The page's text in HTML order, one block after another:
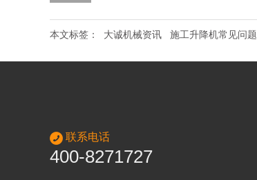
本文标签： 大诚机械资讯 施工升降机常见问题
联系电话
400-8271727